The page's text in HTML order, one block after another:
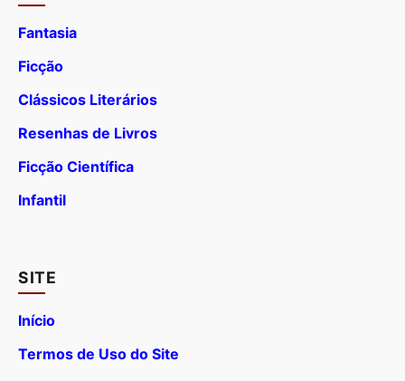
Fantasia
Ficção
Clássicos Literários
Resenhas de Livros
Ficção Científica
Infantil
SITE
Início
Termos de Uso do Site